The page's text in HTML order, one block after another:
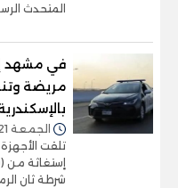
المتحدث
في مشهد
مريضة
الجمعة 21/فبراير/2025 - 07:22 م
تلقت
إستغاثة من
شرطة ثان